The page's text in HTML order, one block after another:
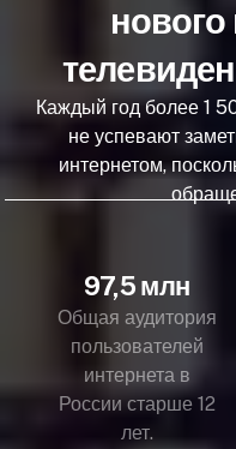
нового
Каждый год более 1
не успевают
интернетом,
97,5 млн
Общая аудитория
пользователей
интернета в
России старше 12
лет.